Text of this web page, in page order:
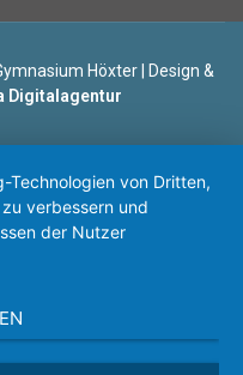
Höxter | Design &
Digitalagentur
Technologien von Dritten,
verbessern und
der Nutzer